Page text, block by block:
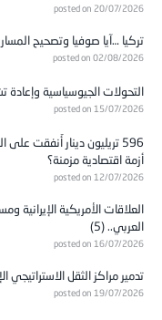
posted on 20/07/2026
تركيا …آيا صوفيا وتصحيح المسار
posted on 02/08/2026
التحولات الجيوسياسية وإعادة
posted on 15/07/2026
596 تريليون دينار أُنفقت
أزمة اقتصادية مزمنة؟
posted on 12/07/2026
العلاقات الأمريكية الإيرانية
العربي.. (5)
posted on 16/07/2026
تدمير مراكز الثقل الاستراتيجي
posted on 19/07/2026